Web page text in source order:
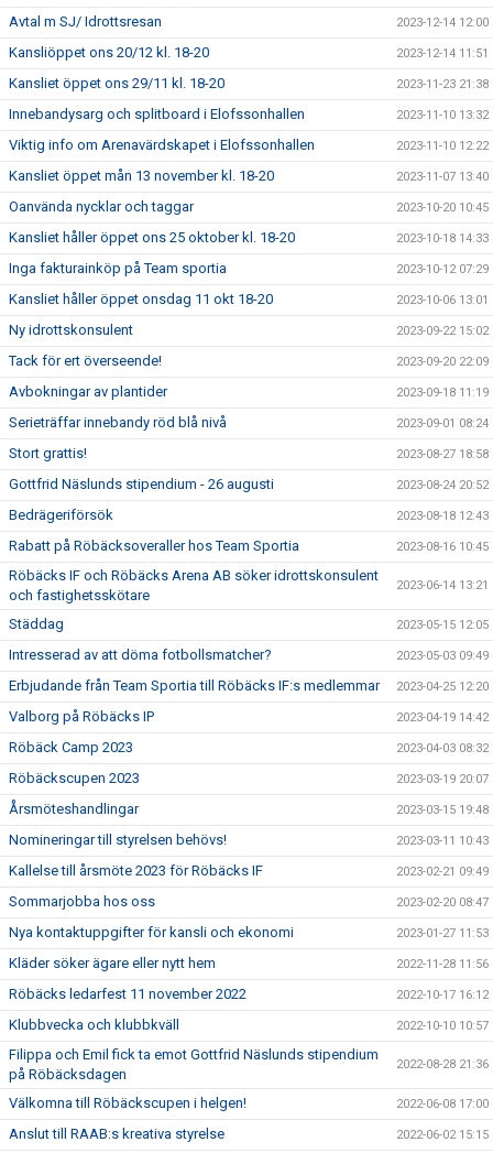
Avtal m SJ/ Idrottsresan 2023-12-14 12:00
Kansliöppet ons 20/12 kl. 18-20 2023-12-14 11:51
Kansliet öppet ons 29/11 kl. 18-20 2023-11-23 21:38
Innebandysarg och splitboard i Elofssonhallen 2023-11-10 13:32
Viktig info om Arenavärdskapet i Elofssonhallen 2023-11-10 12:22
Kansliet öppet mån 13 november kl. 18-20 2023-11-07 13:40
Oanvända nycklar och taggar 2023-10-20 10:45
Kansliet håller öppet ons 25 oktober kl. 18-20 2023-10-18 14:33
Inga fakturainköp på Team sportia 2023-10-12 07:29
Kansliet håller öppet onsdag 11 okt 18-20 2023-10-06 13:01
Ny idrottskonsulent 2023-09-22 15:02
Tack för ert överseende! 2023-09-20 22:09
Avbokningar av plantider 2023-09-18 11:19
Serieträffar innebandy röd blå nivå 2023-09-01 08:24
Stort grattis! 2023-08-27 18:58
Gottfrid Näslunds stipendium - 26 augusti 2023-08-24 20:52
Bedrägeriförsök 2023-08-18 12:43
Rabatt på Röbäcksoveraller hos Team Sportia 2023-08-16 10:45
Röbäcks IF och Röbäcks Arena AB söker idrottskonsulent
och fastighetsskötare
2023-06-14 13:21
Städdag 2023-05-15 12:05
Intresserad av att döma fotbollsmatcher? 2023-05-03 09:49
Erbjudande från Team Sportia till Röbäcks IF:s medlemmar 2023-04-25 12:20
Valborg på Röbäcks IP 2023-04-19 14:42
Röbäck Camp 2023 2023-04-03 08:32
Röbäckscupen 2023 2023-03-19 20:07
Årsmöteshandlingar 2023-03-15 19:48
Nomineringar till styrelsen behövs! 2023-03-11 10:43
Kallelse till årsmöte 2023 för Röbäcks IF 2023-02-21 09:49
Sommarjobba hos oss 2023-02-20 08:47
Nya kontaktuppgifter för kansli och ekonomi 2023-01-27 11:53
Kläder söker ägare eller nytt hem 2022-11-28 11:56
Röbäcks ledarfest 11 november 2022 2022-10-17 16:12
Klubbvecka och klubbkväll 2022-10-10 10:57
Filippa och Emil fick ta emot Gottfrid Näslunds stipendium
på Röbäcksdagen
2022-08-28 21:36
Välkomna till Röbäckscupen i helgen! 2022-06-08 17:00
Anslut till RAAB:s kreativa styrelse 2022-06-02 15:15